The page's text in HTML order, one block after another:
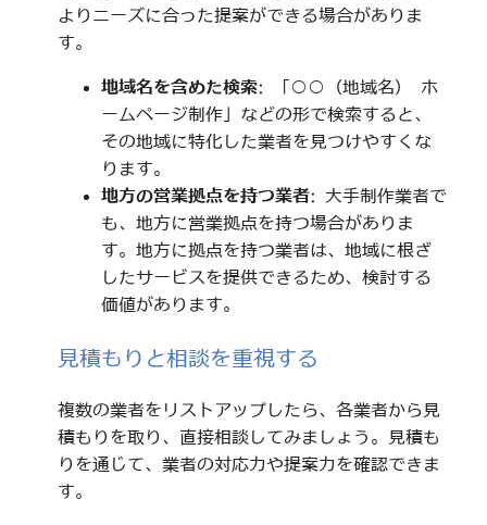
よりニーズに合った提案ができる場合がありま
す。
地域名を含めた検索: 「○○（地域名） ホ
ームページ制作」などの形で検索すると、
その地域に特化した業者を見つけやすくな
ります。
地方の営業拠点を持つ業者: 大手制作業者で
も、地方に営業拠点を持つ場合がありま
す。地方に拠点を持つ業者は、地域に根ざ
したサービスを提供できるため、検討する
価値があります。
見積もりと相談を重視する
複数の業者をリストアップしたら、各業者から見
積もりを取り、直接相談してみましょう。見積も
りを通じて、業者の対応力や提案力を確認できま
す。